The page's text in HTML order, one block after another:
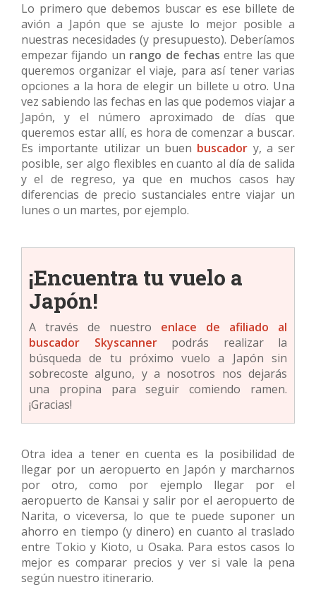
Lo primero que debemos buscar es ese billete de
avión a Japón que se ajuste lo mejor posible a
nuestras necesidades (y presupuesto). Deberíamos
empezar fijando un rango de fechas entre las que
queremos organizar el viaje, para así tener varias
opciones a la hora de elegir un billete u otro. Una
vez sabiendo las fechas en las que podemos viajar a
Japón, y el número aproximado de días que
queremos estar allí, es hora de comenzar a buscar.
Es importante utilizar un buen buscador y, a ser
posible, ser algo flexibles en cuanto al día de salida
y el de regreso, ya que en muchos casos hay
diferencias de precio sustanciales entre viajar un
lunes o un martes, por ejemplo.
¡Encuentra tu vuelo a
Japón!
A través de nuestro enlace de afiliado al
buscador Skyscannerpodrás realizar la
búsqueda de tu próximo vuelo a Japón sin
sobrecoste alguno, y a nosotros nos dejarás
una propina para seguir comiendo ramen.
¡Gracias!
Otra idea a tener en cuenta es la posibilidad de
llegar por un aeropuerto en Japón y marcharnos
por otro, como por ejemplo llegar por el
aeropuerto de Kansai y salir por el aeropuerto de
Narita, o viceversa, lo que te puede suponer un
ahorro en tiempo (y dinero) en cuanto al traslado
entre Tokio y Kioto, u Osaka. Para estos casos lo
mejor es comparar precios y ver si vale la pena
según nuestro itinerario.